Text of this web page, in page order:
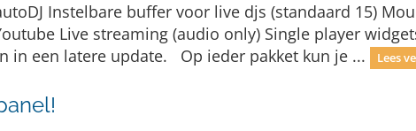
Instelbare buffer voor live djs (standaard 15)
Live streaming (audio only) Single player
in een latere update. Op ieder pakket kun je ...
Lees